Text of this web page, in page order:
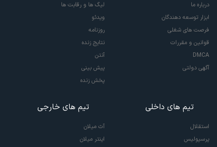
درباره ما
ابزار توسعه دهندگان
فرصت های شغلی
قوانین و مقررات
DMCA
آگهی دولتی
لیگ ها و رقابت ها
ویدئو
روزنامه
نتایج زنده
آنتن
پیش بینی
پخش زنده
تیم های داخلی
استقلال
پرسپولیس
تیم های خارجی
آث میلان
اینتر میلان